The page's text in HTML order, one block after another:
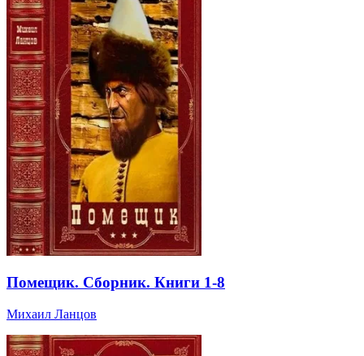
Помещик. Сборник. Книги 1-8
Михаил Ланцов